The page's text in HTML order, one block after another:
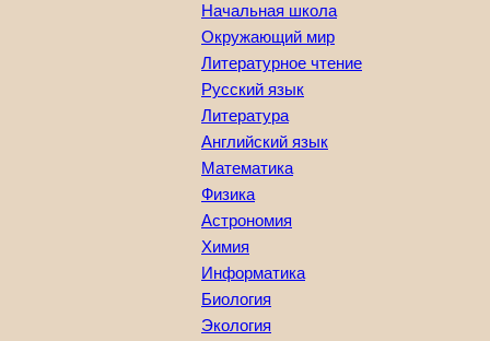
Начальная школа
Окружающий мир
Литературное чтение
Русский язык
Литература
Английский язык
Математика
Физика
Астрономия
Химия
Информатика
Биология
Экология